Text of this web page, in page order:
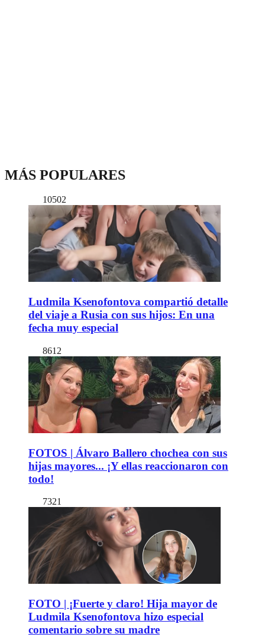
MÁS POPULARES
10502
Ludmila Ksenofontova compartió detalle
del viaje a Rusia con sus hijos: En una
fecha muy especial
8612
FOTOS | Álvaro Ballero chochea con sus
hijas mayores... ¡Y ellas reaccionaron con
todo!
7321
FOTO | ¡Fuerte y claro! Hija mayor de
Ludmila Ksenofontova hizo especial
comentario sobre su madre